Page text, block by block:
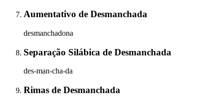
Aumentativo de Desmanchada
desmanchadona
Separação Silábica de Desmanchada
des-man-cha-da
Rimas de Desmanchada